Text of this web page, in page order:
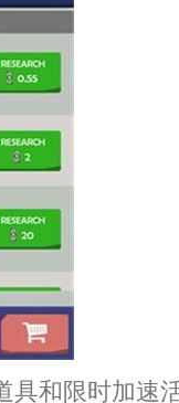
具和限时加速